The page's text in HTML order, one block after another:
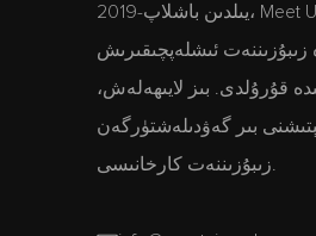
2019-يىلدىن باشلاپ، Meet U Jewelry شىركىتى
ئىشلەپچىقىرىش
قۇرۇلدى. بىز لايىھەلەش،
بىر گەۋدىلەشتۈرگەن